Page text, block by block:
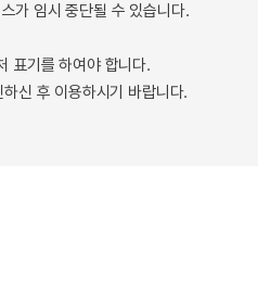
가 임시 중단될 수 있습니다.
표기를 하여야 합니다.
신 후 이용하시기 바랍니다.